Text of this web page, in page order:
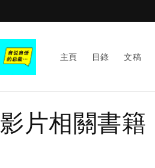
主頁 目錄 文稿
C
影片相關書籍